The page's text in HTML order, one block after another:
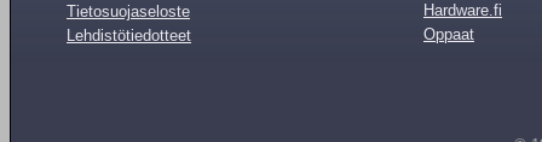
Tietosuojaseloste
Lehdistötiedotteet
Hardware.fi
Oppaat